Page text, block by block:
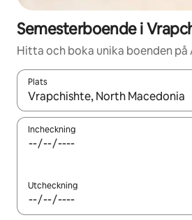
Semesterboende i
Hitta och boka unika boenden på
Plats
När resultaten är tillgängliga kan
Incheckning
Utcheckning